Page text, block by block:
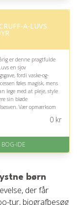
fragt
af 5
A-LUVS
er denne pragtfulde
en sjov
fordi vaske-og-
føles magisk, mens
lege med at pleje, style
sin bløde
Vær opmærksom
kræver hjælp til vask
1-3 hverdage -
Trustpilot rating
af 5
0kr
BOG-IDE
børn
der får
tur, biografbesøg